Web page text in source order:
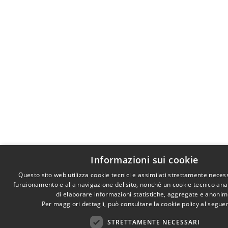
Informazioni sui cookie
Questo sito web utilizza cookie tecnici e assimilati strettamente
funzionamento e alla navigazione del sito, nonché un cookie tecnico
di elaborare informazioni statistiche, aggregate e
Per maggiori dettagli, può consultare la cookie policy al
STRETTAMENTE NECESSARI